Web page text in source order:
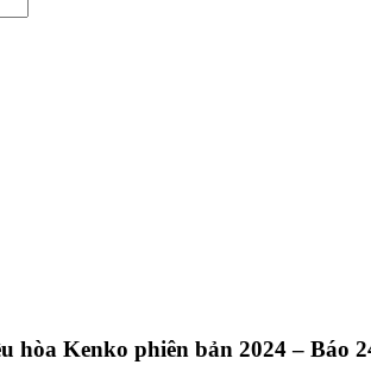
hòa Kenko phiên bản 2024 – Báo